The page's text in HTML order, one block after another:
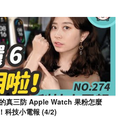
真三防 Apple Watch 果粉怎麼
科技小電報 (4/2)